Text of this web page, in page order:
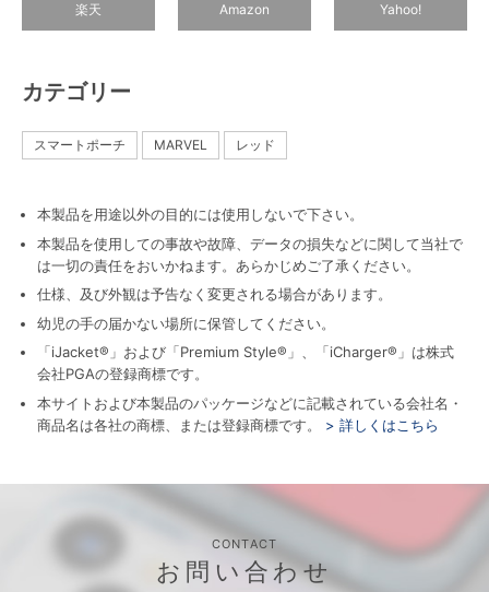
楽天 Amazon Yahoo!
カテゴリー
スマートポーチ MARVEL レッド
本製品を用途以外の目的には使用しないで下さい。
本製品を使用しての事故や故障、データの損失などに関して当社で
は一切の責任をおいかねます。あらかじめご了承ください。
仕様、及び外観は予告なく変更される場合があります。
幼児の手の届かない場所に保管してください。
「iJacket®」および「Premium Style®」、「iCharger®」は株式
会社PGAの登録商標です。
本サイトおよび本製品のパッケージなどに記載されている会社名・
商品名は各社の商標、または登録商標です。
> 詳しくはこちら
CONTACT
お問い合わせ